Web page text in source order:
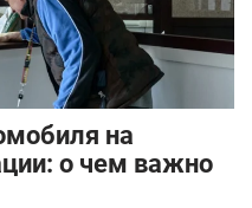
на
о чем важно